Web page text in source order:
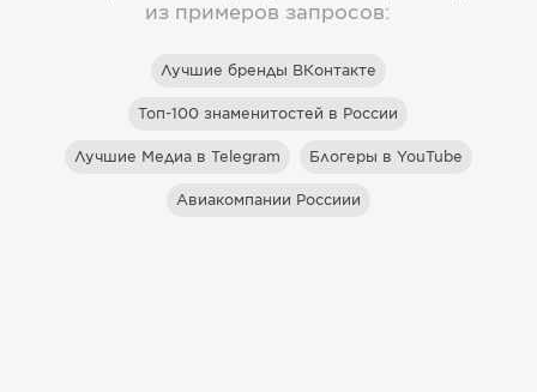
из примеров запросов:
Лучшие бренды ВКонтакте
Топ-100 знаменитостей в России
Лучшие Медиа в Telegram Блогеры в YouTube
Авиакомпании Россиии